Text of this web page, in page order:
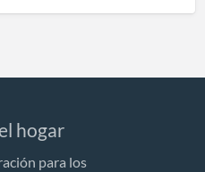
hogar
para los